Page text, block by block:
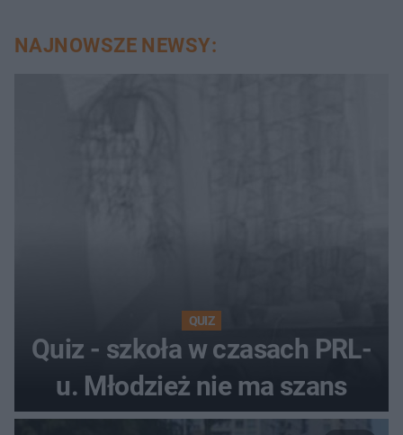
NAJNOWSZE NEWSY:
QUIZ
Quiz - szkoła w czasach PRL-
u. Młodzież nie ma szans